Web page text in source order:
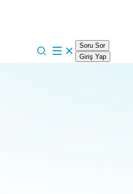
Soru Sor
Giriş Yap